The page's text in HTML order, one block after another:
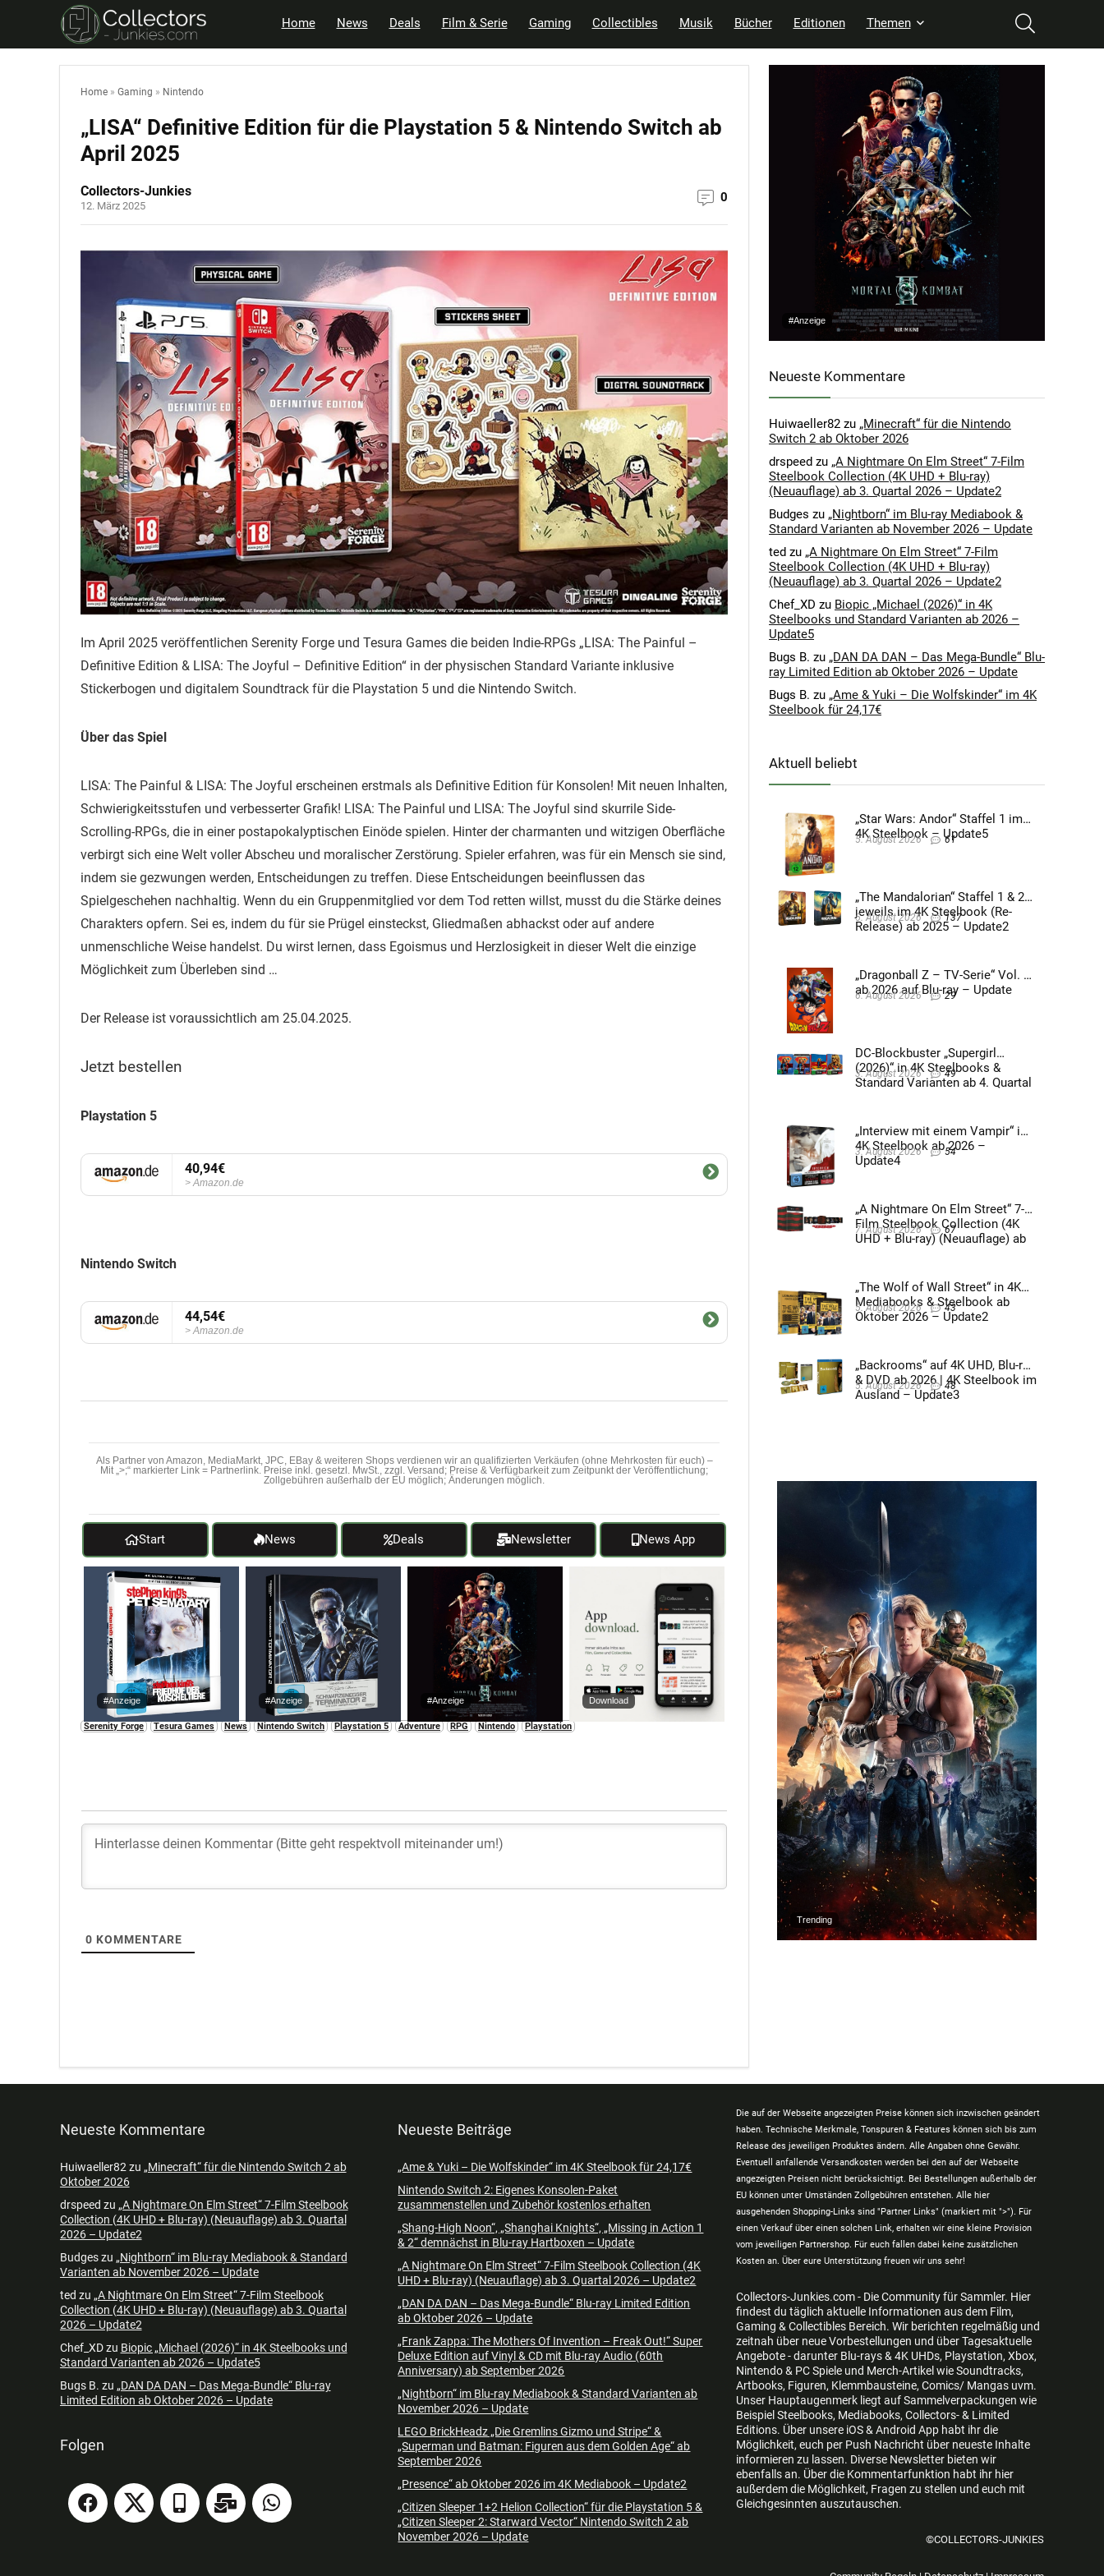
Home News Deals Film & Serie Gaming Collectibles Musik Bücher Editionen Themen
Home » Gaming » Nintendo
„LISA“ Definitive Edition für die Playstation 5 & Nintendo Switch ab
April 2025
Collectors-Junkies
12. März 2025
0
Im April 2025 veröffentlichen Serenity Forge und Tesura Games die beiden Indie-RPGs „LISA: The Painful –
Definitive Edition & LISA: The Joyful – Definitive Edition“ in der physischen Standard Variante inklusive
Stickerbogen und digitalem Soundtrack für die Playstation 5 und die Nintendo Switch.
Über das Spiel
LISA: The Painful & LISA: The Joyful erscheinen erstmals als Definitive Edition für Konsolen! Mit neuen Inhalten,
Schwierigkeitsstufen und verbesserter Grafik! LISA: The Painful und LISA: The Joyful sind skurrile Side-
Scrolling-RPGs, die in einer postapokalyptischen Einöde spielen. Hinter der charmanten und witzigen Oberfläche
verbirgt sich eine Welt voller Abscheu und moralischer Zerstörung. Spieler erfahren, was für ein Mensch sie sind,
indem sie gezwungen werden, Entscheidungen zu treffen. Diese Entscheidungen beeinflussen das
Spielgeschehen nachhaltig. Wenn du ein Gruppenmitglied vor dem Tod retten willst, musst du die Stärke deines
Charakters opfern. Sei es, indem du für sie Prügel einsteckst, Gliedmaßen abhackst oder auf andere
unmenschliche Weise handelst. Du wirst lernen, dass Egoismus und Herzlosigkeit in dieser Welt die einzige
Möglichkeit zum Überleben sind …
Der Release ist voraussichtlich am 25.04.2025.
Jetzt bestellen
Playstation 5
40,94€
Amazon.de
Nintendo Switch
44,54€
Amazon.de
Als Partner von Amazon, MediaMarkt, JPC, EBay & weiteren Shops verdienen wir an qualifizierten Verkäufen (ohne Mehrkosten für euch) –
Mit „>;“ markierter Link = Partnerlink. Preise inkl. gesetzl. MwSt., zzgl. Versand; Preise & Verfügbarkeit zum Zeitpunkt der Veröffentlichung;
Zollgebühren außerhalb der EU möglich; Änderungen möglich.
Start News Deals Newsletter News App
#Anzeige #Anzeige #Anzeige Download
Serenity Forge Tesura Games News Nintendo Switch Playstation 5 Adventure RPG Nintendo Playstation
0 KOMMENTARE
#Anzeige
Neueste Kommentare
Huiwaeller82 zu „Minecraft“ für die Nintendo
Switch 2 ab Oktober 2026
drspeed zu „A Nightmare On Elm Street“ 7-Film
Steelbook Collection (4K UHD + Blu-ray)
(Neuauflage) ab 3. Quartal 2026 – Update2
Budges zu „Nightborn“ im Blu-ray Mediabook &
Standard Varianten ab November 2026 – Update
ted zu „A Nightmare On Elm Street“ 7-Film
Steelbook Collection (4K UHD + Blu-ray)
(Neuauflage) ab 3. Quartal 2026 – Update2
Chef_XD zu Biopic „Michael (2026)“ in 4K
Steelbooks und Standard Varianten ab 2026 –
Update5
Bugs B. zu „DAN DA DAN – Das Mega-Bundle“ Blu-
ray Limited Edition ab Oktober 2026 – Update
Bugs B. zu „Ame & Yuki – Die Wolfskinder“ im 4K
Steelbook für 24,17€
Aktuell beliebt
„Star Wars: Andor“ Staffel 1 im
4K Steelbook – Update5
5. August 2026 61
„The Mandalorian“ Staffel 1 & 2
jeweils im 4K Steelbook (Re-
Release) ab 2025 – Update2
5. August 2026 137
„Dragonball Z – TV-Serie“ Vol. 4
ab 2026 auf Blu-ray – Update
6. August 2026 29
DC-Blockbuster „Supergirl
(2026)“ in 4K Steelbooks &
Standard Varianten ab 4. Quartal
3. August 2026 49
„Interview mit einem Vampir“ im
4K Steelbook ab 2026 –
Update4
3. August 2026 54
„A Nightmare On Elm Street“ 7-
Film Steelbook Collection (4K
UHD + Blu-ray) (Neuauflage) ab
7. August 2026 67
„The Wolf of Wall Street“ in 4K
Mediabooks & Steelbook ab
Oktober 2026 – Update2
5. August 2026 43
„Backrooms“ auf 4K UHD, Blu-ray
& DVD ab 2026 | 4K Steelbook im
Ausland – Update3
5. August 2026 48
Trending
Neueste Kommentare
Huiwaeller82zu „Minecraft“ für die Nintendo Switch 2 ab
Oktober 2026
drspeed zu „A Nightmare On Elm Street“ 7-Film Steelbook
Collection (4K UHD + Blu-ray) (Neuauflage) ab 3. Quartal
2026 – Update2
Budgeszu „Nightborn“ im Blu-ray Mediabook & Standard
Varianten ab November 2026 – Update
ted zu „A Nightmare On Elm Street“ 7-Film Steelbook
Collection (4K UHD + Blu-ray) (Neuauflage) ab 3. Quartal
2026 – Update2
Chef_XDzu Biopic „Michael (2026)“ in 4K Steelbooks und
Standard Varianten ab 2026 – Update5
Bugs B. zu „DAN DA DAN – Das Mega-Bundle“ Blu-ray
Limited Edition ab Oktober 2026 – Update
Folgen
Neueste Beiträge
„Ame & Yuki – Die Wolfskinder“ im 4K Steelbook für 24,17€
Nintendo Switch 2: Eigenes Konsolen-Paket
zusammenstellen und Zubehör kostenlos erhalten
„Shang-High Noon“, „Shanghai Knights“, „Missing in Action 1
& 2“ demnächst in Blu-ray Hartboxen – Update
„A Nightmare On Elm Street“ 7-Film Steelbook Collection (4K
UHD + Blu-ray) (Neuauflage) ab 3. Quartal 2026 – Update2
„DAN DA DAN – Das Mega-Bundle“ Blu-ray Limited Edition
ab Oktober 2026 – Update
„Frank Zappa: The Mothers Of Invention – Freak Out!“ Super
Deluxe Edition auf Vinyl & CD mit Blu-ray Audio (60th
Anniversary) ab September 2026
„Nightborn“ im Blu-ray Mediabook & Standard Varianten ab
November 2026 – Update
LEGO BrickHeadz „Die Gremlins Gizmo und Stripe“ &
„Superman und Batman: Figuren aus dem Golden Age“ ab
September 2026
„Presence“ ab Oktober 2026 im 4K Mediabook – Update2
„Citizen Sleeper 1+2 Helion Collection“ für die Playstation 5 &
„Citizen Sleeper 2: Starward Vector“ Nintendo Switch 2 ab
November 2026 – Update
Die auf der Webseite angezeigten Preise können sich inzwischen geändert
haben. Technische Merkmale, Tonspuren & Features können sich bis zum
Release des jeweiligen Produktes ändern. Alle Angaben ohne Gewähr.
Eventuell anfallende Versandkosten werden bei den auf der Webseite
angezeigten Preisen nicht berücksichtigt. Bei Bestellungen außerhalb der
EU können unter Umständen Zollgebühren entstehen. Alle hier
ausgehenden Shopping-Links sind "Partner Links" (markiert mit ">"). Für
einen Verkauf über einen solchen Link, erhalten wir eine kleine Provision
vom jeweiligen Partnershop. Für euch fallen dabei keine zusätzlichen
Kosten an. Über eure Unterstützung freuen wir uns sehr!
Collectors-Junkies.com - Die Community für Sammler. Hier
findest du täglich aktuelle Informationen aus dem Film,
Gaming & Collectibles Bereich. Wir berichten regelmäßig und
zeitnah über neue Vorbestellungen und über Tagesaktuelle
Angebote - darunter Blu-rays & 4K UHDs, Playstation, Xbox,
Nintendo & PC Spiele und Merch-Artikel wie Soundtracks,
Artbooks, Figuren, Klemmbausteine, Comics/ Mangas uvm.
Unser Hauptaugenmerk liegt auf Sammelverpackungen wie
Beispiel Steelbooks, Mediabooks, Collectors- & Limited
Editions. Über unsere iOS & Android App habt ihr die
Möglichkeit, euch per Push Nachricht über neueste Inhalte
informieren zu lassen. Diverse Newsletter bieten wir
ebenfalls an. Über die Kommentarfunktion habt ihr hier
außerdem die Möglichkeit, Fragen zu stellen und euch mit
Gleichgesinnten auszutauschen.
©COLLECTORS-JUNKIES